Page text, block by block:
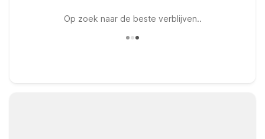
Op zoek naar de beste verblijven..